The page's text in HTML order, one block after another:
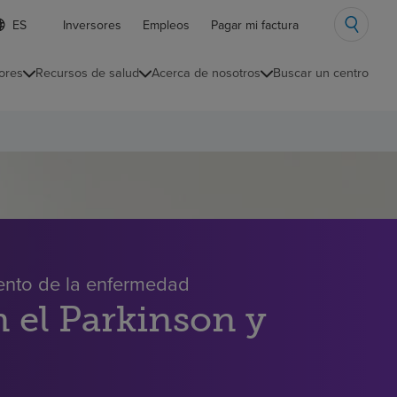
Inversores Empleos Pagar mi factura
Recursos de salud Acerca de nosotros Buscar un centro
de la enfermedad
el Parkinson y